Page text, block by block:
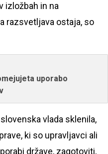
izložbah in na
razsvetljava ostaja, so
uporabo
vlada sklenila,
ki so upravljavci ali
države, zagotoviti,